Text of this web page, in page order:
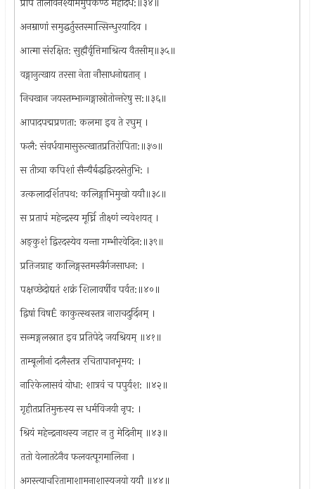
अनम्राणां समुद्धर्तुस्तस्मात्सिन्धुरयादिव ।
आत्मा संरक्षित: सुह्मैर्वृत्तिमाश्रित्य वैतसीम्॥३५॥
वङ्गानुत्खाय तरसा नेता नौसाधनोद्यतान् ।
निचखान जयस्तम्भान्गङ्गास्रोतोन्तरेषु स:॥३६॥
आपादपद्मप्रणता: कलमा इव ते रघुम् ।
फलै: संवर्धयामासुरूत्खातप्रतिरोपिता:॥३७॥
स तीत्र्वा कपिशां सैन्यैर्बद्धद्विरदसेतुभि: ।
उत्कलादर्शितपथ: कलिङ्गाभिमुखो ययौ॥३८॥
स प्रतापं महेन्द्रस्य मूर्घ्नि तीक्ष्णं न्यवेशयत् ।
अङ्कुशं द्विरदस्येव यन्ता गम्भीरवेदिन:॥३९॥
प्रतिजग्राह कालिङ्गस्तमस्त्रैर्गजसाधन: ।
पक्षच्छेदोद्यतं शक्रं शिलावर्षीव पर्वत:॥४०॥
द्विषां विषÊ काकुत्स्थस्तत्र नाराचदुर्दिनम् ।
सन्मङ्गलस्नात इव प्रतिपेदे जयश्रियम् ॥४१॥
ताम्बूलीनां दलैस्तत्र रचितापानभूमय: ।
नारिकेलासवं योधा: शात्रवं च पपुर्यश: ॥४२॥
गृहीतप्रतिमुक्तस्य स धर्मविजयी नृप: ।
श्रियं महेन्द्रनाथस्य जहार न तु मेदिनीम् ॥४३॥
ततो वेलातटेनैव फलवत्पूगमालिना ।
अगस्त्याचरितामाशामनाशास्यजयो ययौ ॥४४॥